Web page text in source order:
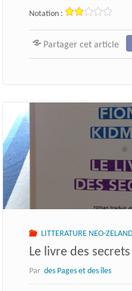
Notation :
Partager cet article
LITTERATURE NEO-
Le livre des
Par des Pages et des îles